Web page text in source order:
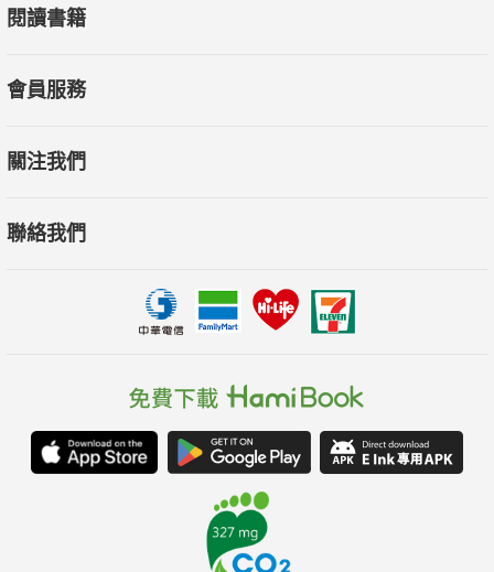
閱讀書籍
會員服務
關注我們
聯絡我們